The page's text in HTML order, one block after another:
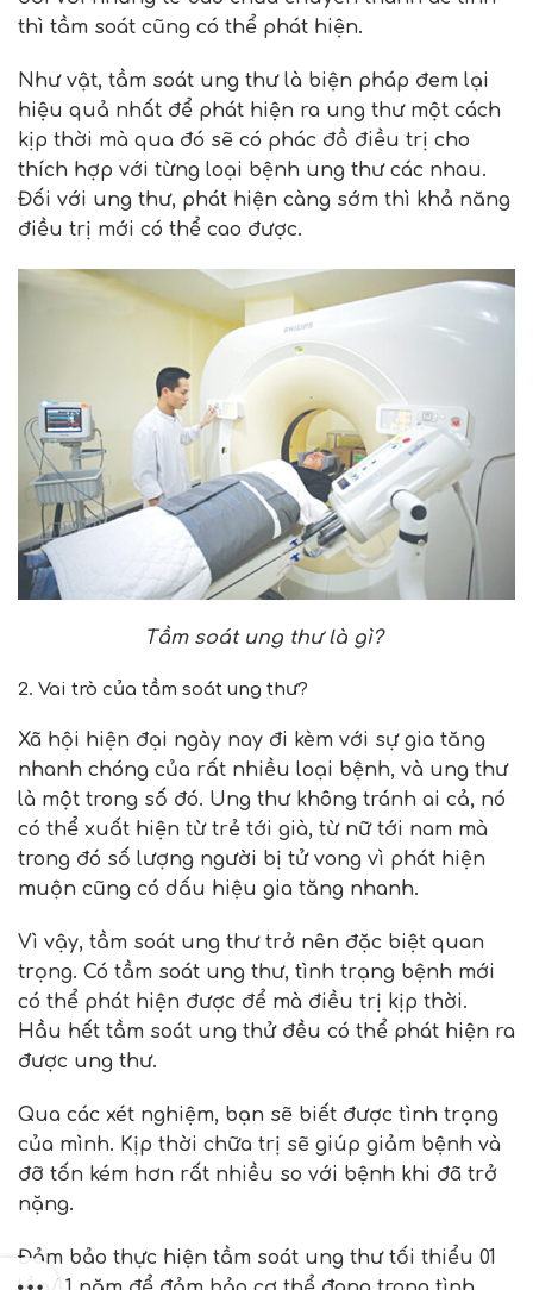
thì tầm soát cũng có thể phát hiện.
Như vật, tầm soát ung thư là biện pháp đem lại
hiệu quả nhất để phát hiện ra ung thư một cách
kịp thời mà qua đó sẽ có phác đồ điều trị cho
thích hợp với từng loại bệnh ung thư các nhau.
Đối với ung thư, phát hiện càng sớm thì khả năng
điều trị mới có thể cao được.
Tầm soát ung thư là gì?
2. Vai trò của tầm soát ung thư?
Xã hội hiện đại ngày nay đi kèm với sự gia tăng
nhanh chóng của rất nhiều loại bệnh, và ung thư
là một trong số đó. Ung thư không tránh ai cả, nó
có thể xuất hiện từ trẻ tới già, từ nữ tới nam mà
trong đó số lượng người bị tử vong vì phát hiện
muộn cũng có dấu hiệu gia tăng nhanh.
Vì vậy, tầm soát ung thư trở nên đặc biệt quan
trọng. Có tầm soát ung thư, tình trạng bệnh mới
có thể phát hiện được để mà điều trị kịp thời.
Hầu hết tầm soát ung thử đều có thể phát hiện ra
được ung thư.
Qua các xét nghiệm, bạn sẽ biết được tình trạng
của mình. Kịp thời chữa trị sẽ giúp giảm bệnh và
đỡ tốn kém hơn rất nhiều so với bệnh khi đã trở
nặng.
Đảm bảo thực hiện tầm soát ung thư tối thiểu 01